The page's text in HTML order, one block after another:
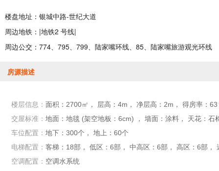
楼盘地址：银城中路-世纪大道
周边地铁：|地铁2 号线|
周边公交：774、795、799、陆家嘴环线、85、陆家嘴旅游观光环线
房源描述
楼层信息： 面积：2700㎡， 层高：4m， 净层高：2m， 得房率：63
交屋标准： 地面：地毯 (架空地板：6cm) ， 墙面：涂料， 天花：石
车位配置： 地下：300个， 地上：60个
电梯配置： 客梯：18部， 低区：6部， 中高区：6部， 高区：6部，
空调配置： 空调水系统